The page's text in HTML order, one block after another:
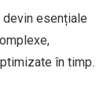
devin esențiale
în timp